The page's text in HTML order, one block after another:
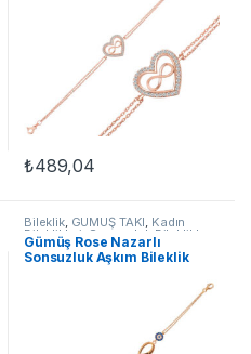
₺489,04
Bileklik, GÜMÜŞ TAKI, Kadın
Bileklikleri Sonsuzluk Bileklikler
Gümüş Rose Nazarlı
Sonsuzluk Aşkım Bileklik